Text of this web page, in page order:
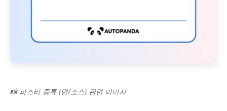
📸 파스타 종류 (면/소스) 관련 이미지